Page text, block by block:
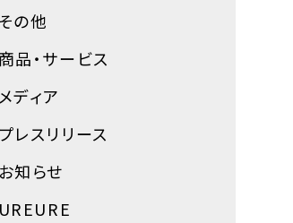
その他
商品・サービス
メディア
プレスリリース
お知らせ
UREURE